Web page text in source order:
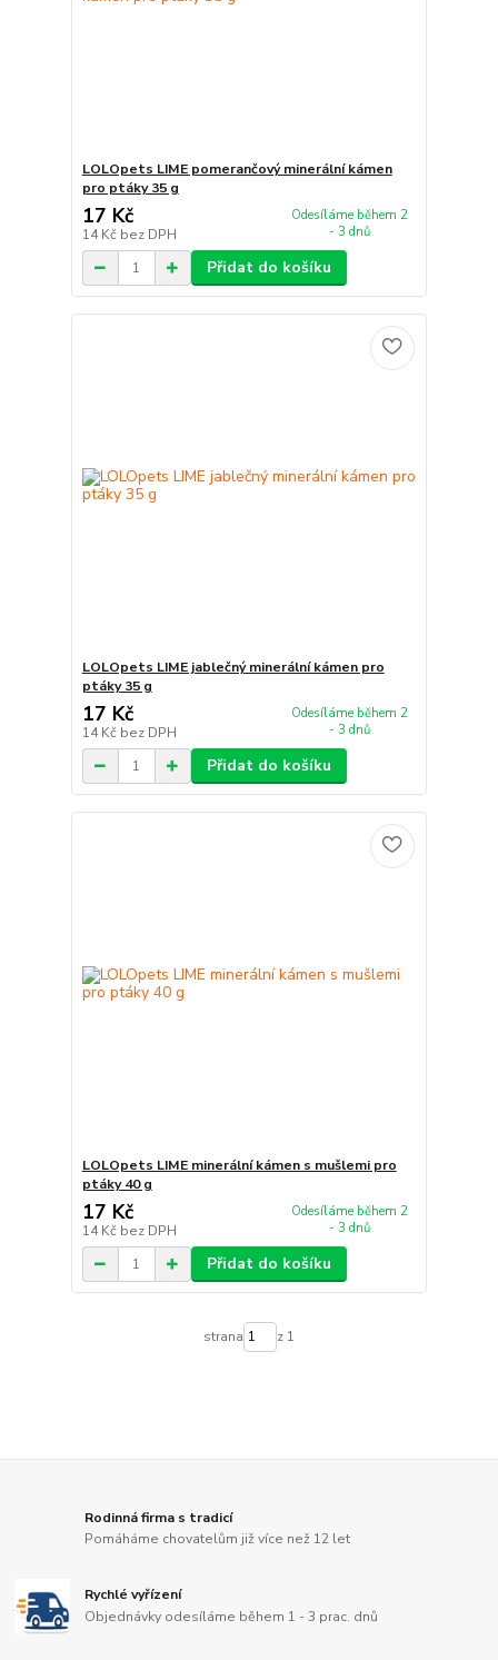
LOLOpets LIME pomerančový minerální kámen
pro ptáky 35 g
17 Kč
14 Kč bez DPH
Odesíláme během 2
- 3 dnů
Přidat do košíku
LOLOpets LIME jablečný minerální kámen pro
ptáky 35 g
17 Kč
14 Kč bez DPH
Odesíláme během 2
- 3 dnů
Přidat do košíku
LOLOpets LIME minerální kámen s mušlemi pro
ptáky 40 g
17 Kč
14 Kč bez DPH
Odesíláme během 2
- 3 dnů
Přidat do košíku
strana z 1
Rodinná firma s tradicí
Pomáháme chovatelům již více než 12 let
Rychlé vyřízení
Objednávky odesíláme během 1 - 3 prac. dnů